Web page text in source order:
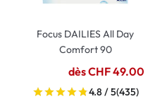
Focus DAILIES All Day
Comfort 90
dès CHF 49.00
4.8 / 5(435)